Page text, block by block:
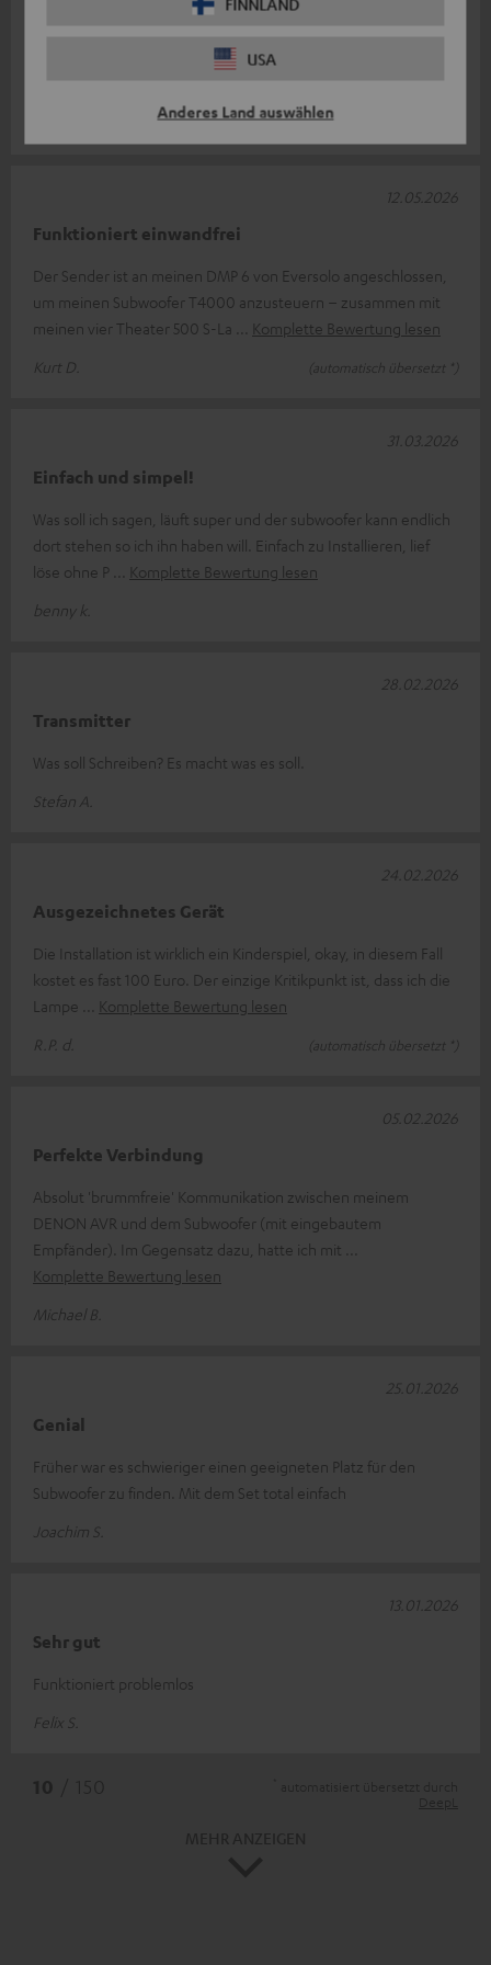
USA
Anderes Land auswählen
einem T10 Subwoofer und es läuft wunderbar. Automatisches
Funktioniert einwandfrei
Der Sender ist an meinen DMP 6 von Eversolo angeschlossen,
um meinen Subwoofer T4000 anzusteuern – zusammen mit
meinen vier Theater 500 S-La
Komplette Bewertung lesen
Kurt D.
(automatisch übersetzt *)
12.05.2026
Einfach und simpel!
Was soll ich sagen, läuft super und der subwoofer kann endlich
dort stehen so ich ihn haben will. Einfach zu Installieren, lief
löse ohne P
Komplette Bewertung lesen
benny k.
31.03.2026
Transmitter
Was soll Schreiben? Es macht was es soll.
Stefan A.
28.02.2026
Ausgezeichnetes Gerät
Die Installation ist wirklich ein Kinderspiel, okay, in diesem Fall
kostet es fast 100 Euro. Der einzige Kritikpunkt ist, dass ich die
Lampe
Komplette Bewertung lesen
R.P. d.
(automatisch übersetzt *)
24.02.2026
Perfekte Verbindung
Absolut 'brummfreie' Kommunikation zwischen meinem
DENON AVR und dem Subwoofer (mit eingebautem
Empfänder). Im Gegensatz dazu, hatte ich mit
Komplette Bewertung lesen
Michael B.
05.02.2026
Genial
Früher war es schwieriger einen geeigneten Platz für den
Subwoofer zu finden. Mit dem Set total einfach
Joachim S.
25.01.2026
Sehr gut
Funktioniert problemlos
Felix S.
13.01.2026